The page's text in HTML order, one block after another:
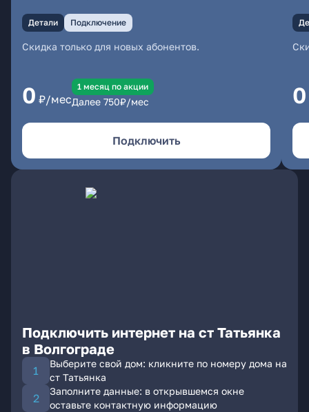
Детали Подключение
Скидка только для новых абонентов.
0 ₽/мес
1 месяц по акции
Далее 750₽/мес
Подключить
0
Подключить интернет на ст Татьянка
в Волгограде
Выберите свой дом: кликните по номеру дома на
ст Татьянка
Заполните данные: в открывшемся окне
оставьте контактную информацию